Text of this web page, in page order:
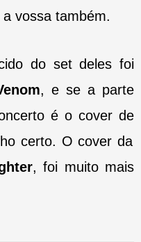
vossa também.
do set deles foi
, e se a parte
é o cover de
certo. O cover da
, foi muito mais